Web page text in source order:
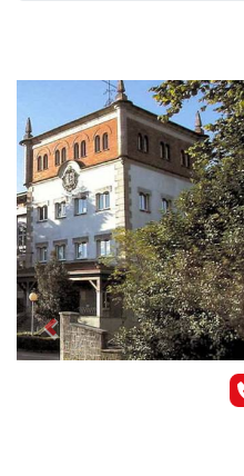
- Hezkuntza
Previous